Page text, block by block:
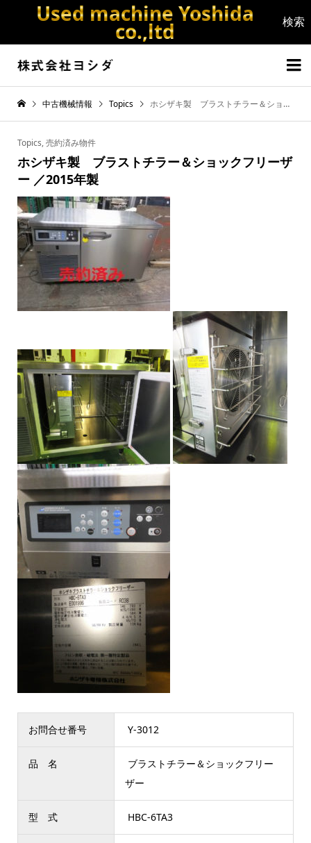
Used machine Yoshida
co.,ltd


中古機械情報 Topics ホシザキ製 ブラストチラー＆ショックフリーザー ／2015年製
Topics,売約済み物件
ホシザキ製 ブラストチラー＆ショックフリーザ
ー ／2015年製
お問合せ番号 Y-3012
品 名
ブラストチラー＆ショックフリー
ザー
型 式 HBC-6TA3